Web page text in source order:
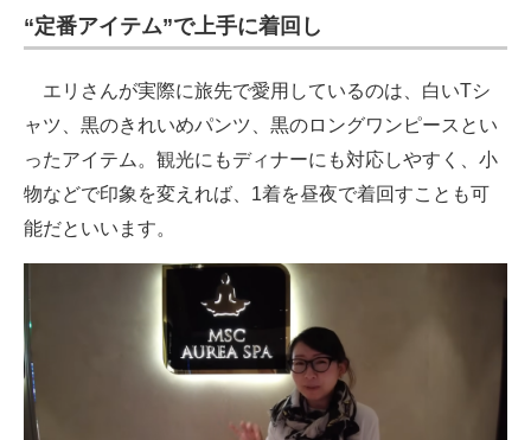
“定番アイテム”で上手に着回し
エリさんが実際に旅先で愛用しているのは、白いTシ
ャツ、黒のきれいめパンツ、黒のロングワンピースとい
ったアイテム。観光にもディナーにも対応しやすく、小
物などで印象を変えれば、1着を昼夜で着回すことも可
能だといいます。